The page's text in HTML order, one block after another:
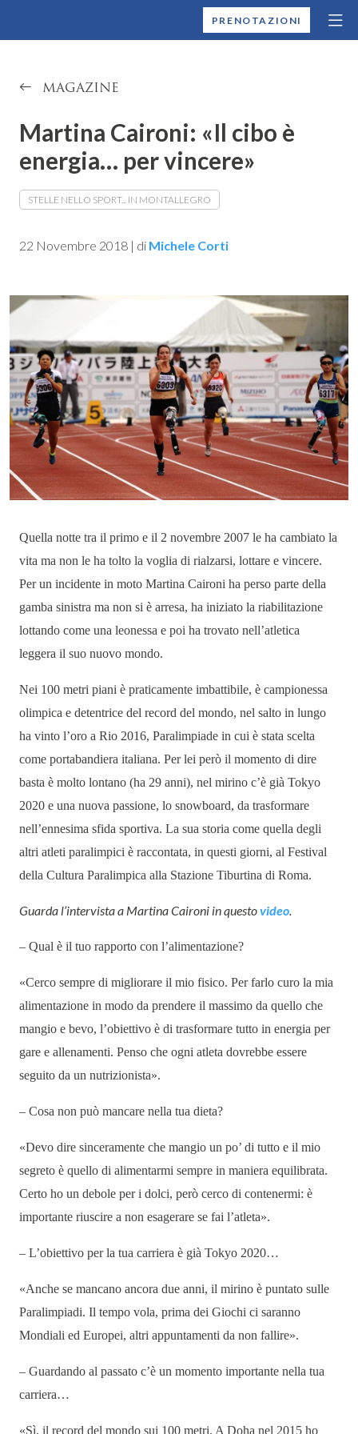
MONTALLEGROPRENOTAZIONI
MAGAZINE
Martina Caironi: «Il cibo è
energia… per vincere»
STELLE NELLO SPORT... IN MONTALLEGRO
22 Novembre 2018 | di Michele Corti
Quella notte tra il primo e il 2 novembre 2007 le ha cambiato la
vita ma non le ha tolto la voglia di rialzarsi, lottare e vincere.
Per un incidente in moto Martina Caironi ha perso parte della
gamba sinistra ma non si è arresa, ha iniziato la riabilitazione
lottando come una leonessa e poi ha trovato nell’atletica
leggera il suo nuovo mondo.
Nei 100 metri piani è praticamente imbattibile, è campionessa
olimpica e detentrice del record del mondo, nel salto in lungo
ha vinto l’oro a Rio 2016, Paralimpiade in cui è stata scelta
come portabandiera italiana. Per lei però il momento di dire
basta è molto lontano (ha 29 anni), nel mirino c’è già Tokyo
2020 e una nuova passione, lo snowboard, da trasformare
nell’ennesima sfida sportiva. La sua storia come quella degli
altri atleti paralimpici è raccontata, in questi giorni, al Festival
della Cultura Paralimpica alla Stazione Tiburtina di Roma.
Guarda l’intervista a Martina Caironi in questovideo.
– Qual è il tuo rapporto con l’alimentazione?
«Cerco sempre di migliorare il mio fisico. Per farlo curo la mia
alimentazione in modo da prendere il massimo da quello che
mangio e bevo, l’obiettivo è di trasformare tutto in energia per
gare e allenamenti. Penso che ogni atleta dovrebbe essere
seguito da un nutrizionista».
– Cosa non può mancare nella tua dieta?
«Devo dire sinceramente che mangio un po’ di tutto e il mio
segreto è quello di alimentarmi sempre in maniera equilibrata.
Certo ho un debole per i dolci, però cerco di contenermi: è
importante riuscire a non esagerare se fai l’atleta».
– L’obiettivo per la tua carriera è già Tokyo 2020…
«Anche se mancano ancora due anni, il mirino è puntato sulle
Paralimpiadi. Il tempo vola, prima dei Giochi ci saranno
Mondiali ed Europei, altri appuntamenti da non fallire».
– Guardando al passato c’è un momento importante nella tua
carriera…
«Sì, il record del mondo sui 100 metri. A Doha nel 2015 ho